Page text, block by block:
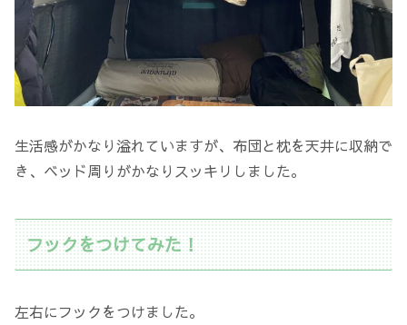
生活感がかなり溢れていますが、布団と枕を天井に収納で
き、ベッド周りがかなりスッキリしました。
フックをつけてみた！
左右にフックをつけました。